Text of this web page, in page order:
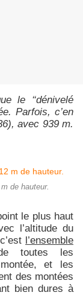
le ‘‘dénivelé
Parfois, c’en
avec 939 m.
de hauteur.
le plus haut
l’altitude du
l’ensemble
toutes les
et les
des montées
bien dures à